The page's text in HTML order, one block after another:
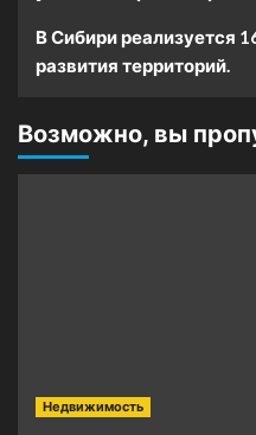
В Сибири реализуется
развития территорий.
Возможно, вы
Недвижимость